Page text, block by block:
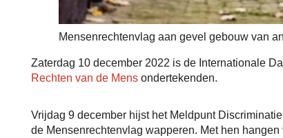
Mensenrechtenvlag aan gevel gebouw van
Zaterdag 10 december 2022 is de Internationale
Rechten van de Mensondertekenden.
Vrijdag 9 december hijst het Meldpunt Discriminatie
de Mensenrechtenvlag wapperen. Met hen